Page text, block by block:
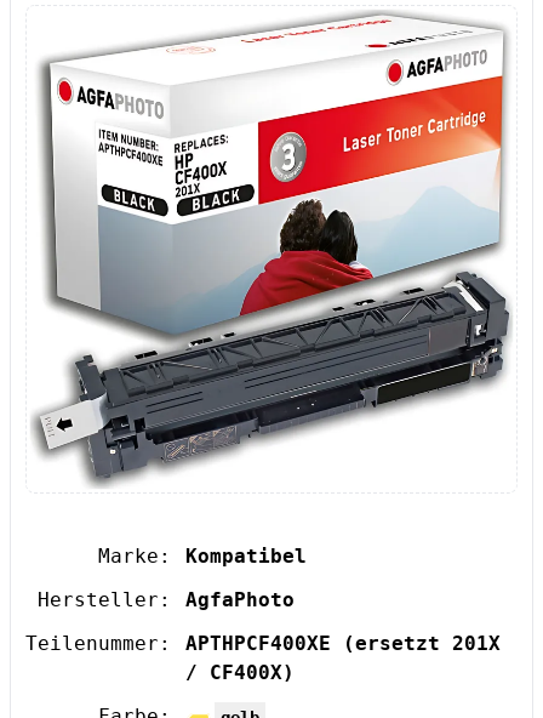
Marke:
Kompatibel
Hersteller:
AgfaPhoto
Teilenummer:
APTHPCF400XE
(ersetzt 201X
/ CF400X)